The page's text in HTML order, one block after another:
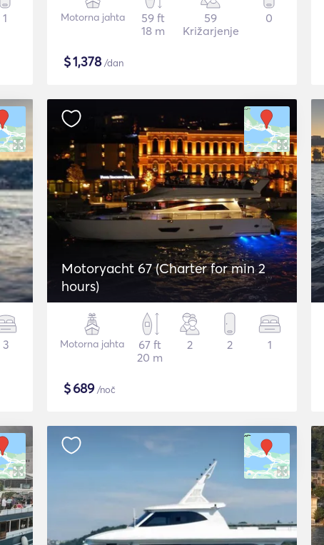
1 Motorna jahta
59 ft
18 m
59
Križarjenje
0
$1,378/dan
3
Motoryacht 67 (Charter for min 2
hours)
Motorna jahta
67 ft
20 m
2 2 1
$689/noč